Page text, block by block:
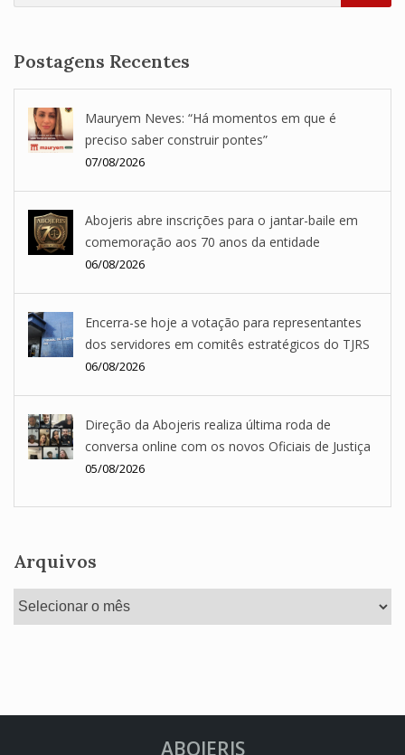
Postagens Recentes
Mauryem Neves: “Há momentos em que é
preciso saber construir pontes”
07/08/2026
Abojeris abre inscrições para o jantar-baile em
comemoração aos 70 anos da entidade
06/08/2026
Encerra-se hoje a votação para representantes
dos servidores em comitês estratégicos do TJRS
06/08/2026
Direção da Abojeris realiza última roda de
conversa online com os novos Oficiais de Justiça
05/08/2026
Arquivos
Arquivos
ABOJERIS